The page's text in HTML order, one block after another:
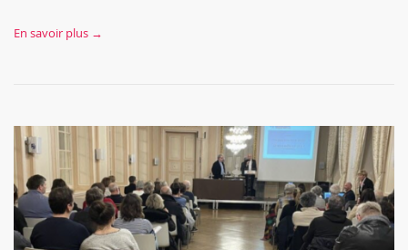
En savoir plus →